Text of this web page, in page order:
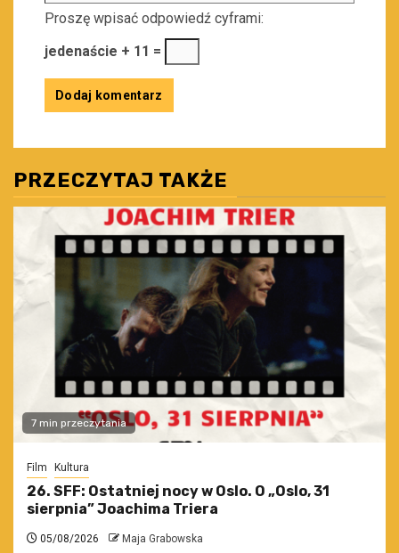
Proszę wpisać odpowiedź cyframi:
jedenaście + 11 =
PRZECZYTAJ TAKŻE
7 min przeczytania
Film Kultura
26. SFF: Ostatniej nocy w Oslo. O „Oslo, 31
sierpnia” Joachima Triera
05/08/2026 Maja Grabowska